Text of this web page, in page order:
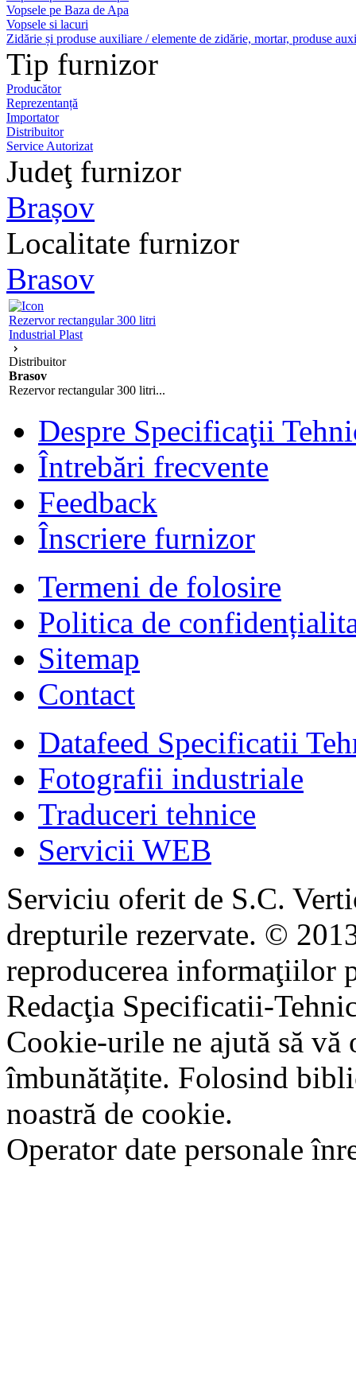
Vopsele pe Baza de Apa
Vopsele si lacuri
Zidărie și produse auxiliare / elemente de zidărie, mortar, produse
Tip furnizor
Producător
Reprezentanță
Importator
Distribuitor
Service Autorizat
Judeţ furnizor
Brașov
Localitate furnizor
Brasov
Rezervor rectangular 300 litri
Industrial Plast
Distribuitor
Brasov
Rezervor rectangular 300 litri...
Despre Specificaţii
Întrebări frecvente
Feedback
Înscriere furnizor
Termeni de folosire
Politica de
Sitemap
Contact
Datafeed Specificatii
Fotografii industriale
Traduceri tehnice
Servicii WEB
Serviciu oferit de S.C.
drepturile rezervate. ©
reproducerea informaţiilor
Redacţia Specificatii-
Cookie-urile ne ajută să
îmbunătățite. Folosind
noastră de cookie.
Operator date personale